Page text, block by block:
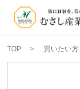
TOP 買いたい方